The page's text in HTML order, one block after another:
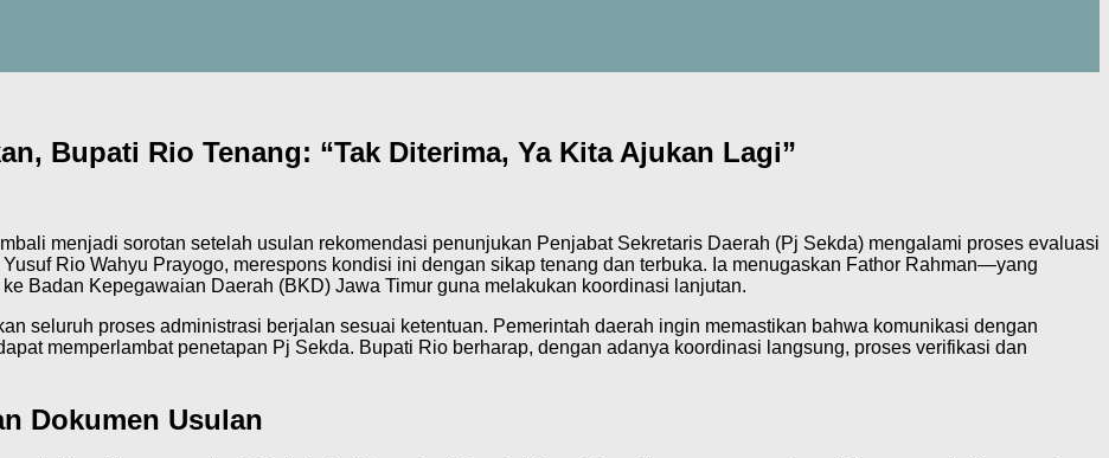
Bupati Rio Tenang: “Tak Diterima, Ya Kita Ajukan Lagi”
menjadi sorotan setelah usulan rekomendasi penunjukan Penjabat Sekretaris Daerah (Pj Sekda) mengalami proses evaluasi
Rio Wahyu Prayogo, merespons kondisi ini dengan sikap tenang dan terbuka. Ia menugaskan Fathor Rahman—yang
Badan Kepegawaian Daerah (BKD) Jawa Timur guna melakukan koordinasi lanjutan.
seluruh proses administrasi berjalan sesuai ketentuan. Pemerintah daerah ingin memastikan bahwa komunikasi dengan
memperlambat penetapan Pj Sekda. Bupati Rio berharap, dengan adanya koordinasi langsung, proses verifikasi dan
Dokumen Usulan